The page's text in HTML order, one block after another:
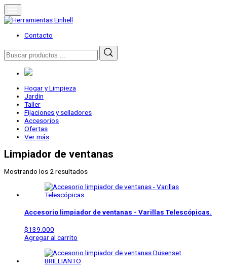
Skip
to
content
Herramientas Einhell
Distribuidor Oficial
Contacto
Buscar
por:
Hogar y Limpieza
Jardin
Taller
Fijaciones y selladores
Accesorios
Ofertas
Ver más
Limpiador de ventanas
Mostrando los 2 resultados
Accesorio limpiador de ventanas - Varillas Telescópicas.
$139.000
Agregar al carrito